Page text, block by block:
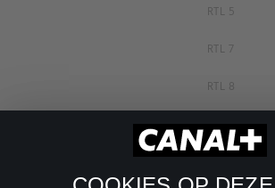
RTL 5
RTL 7
RTL 8
RTL Z
SBS6